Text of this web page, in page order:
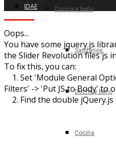
Cocina y baño
Sanitarios
Ducha y baño
Cocina
IDAE
Oops...
You have some jquery.js
the Slider Revolution files js
To fix this, you can:
1. Set 'Module General
Filters' -> 'Put JS to Body' to
2. Find the double